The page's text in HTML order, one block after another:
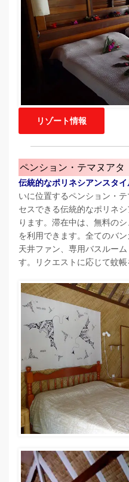
リゾート情報
ペンション・テマヌアタ
伝統的なポリネシアンスタイ
いに位置するペンション・
セスできる伝統的なポリネ
ります。滞在中は、無料の
を利用できます。全てのバ
天井ファン、専用バスルー
す。リクエストに応じて蚊帳